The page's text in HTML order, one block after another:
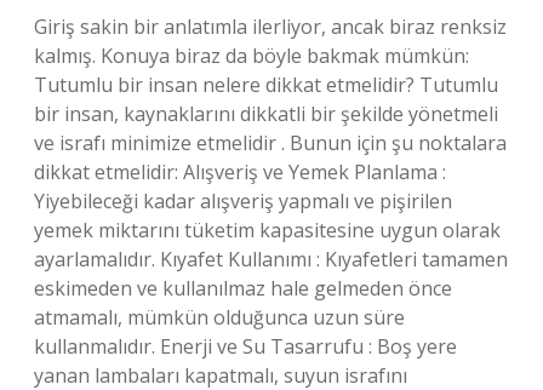
Giriş sakin bir anlatımla ilerliyor, ancak biraz renksiz
kalmış. Konuya biraz da böyle bakmak mümkün:
Tutumlu bir insan nelere dikkat etmelidir? Tutumlu
bir insan, kaynaklarını dikkatli bir şekilde yönetmeli
ve israfı minimize etmelidir . Bunun için şu noktalara
dikkat etmelidir: Alışveriş ve Yemek Planlama :
Yiyebileceği kadar alışveriş yapmalı ve pişirilen
yemek miktarını tüketim kapasitesine uygun olarak
ayarlamalıdır. Kıyafet Kullanımı : Kıyafetleri tamamen
eskimeden ve kullanılmaz hale gelmeden önce
atmamalı, mümkün olduğunca uzun süre
kullanmalıdır. Enerji ve Su Tasarrufu : Boş yere
yanan lambaları kapatmalı, suyun israfını